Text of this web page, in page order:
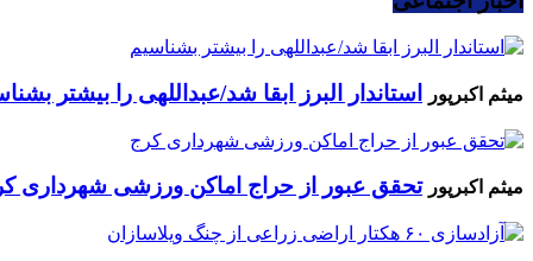
میثم اکبرپور استاندار البرز ابقا شد/عبداللهی را بیشتر
میثم اکبرپور تحقق عبور از حراج اماکن ورزشی شهرداری